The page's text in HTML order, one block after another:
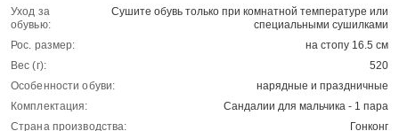
Уход за
обувью:
Сушите обувь только при комнатной температуре или
специальными сушилками
Рос. размер:
на стопу 16.5 см
Вес (г):
520
Особенности обуви:
нарядные и праздничные
Комплектация:
Сандалии для мальчика - 1 пара
Страна производства:
Гонконг